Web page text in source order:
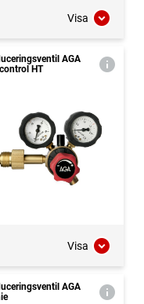
Visa
AGA
HT
Visa
AGA